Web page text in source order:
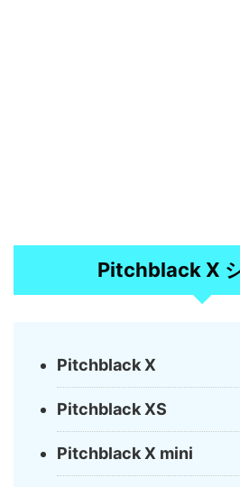
Pitchblack X
Pitchblack X
Pitchblack XS
Pitchblack X mini